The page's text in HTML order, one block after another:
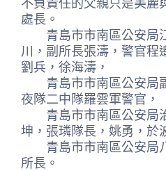
處長。
青島市市南區公安局
川，副所長張濤，警官程
劉兵，徐海濤，
青島市市南區公安局
夜隊二中隊羅雲軍警官，
青島市市南區公安局
坤，張璘隊長，姚勇，於
青島市市南區公安局
所長。